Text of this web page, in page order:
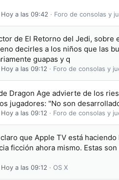
Hoy a las 09:42 Foro de consolas y
de El Retorno del Jedi, sobre
decirles a los niños que las
guapas y q
Hoy a las 09:12 Foro de consolas y
Dragon Age advierte de los
jugadores: "No son
Hoy a las 09:12 Foro de consolas y
que Apple TV está haciendo
ficción ahora mismo. Estas
Hoy a las 09:12 OS X